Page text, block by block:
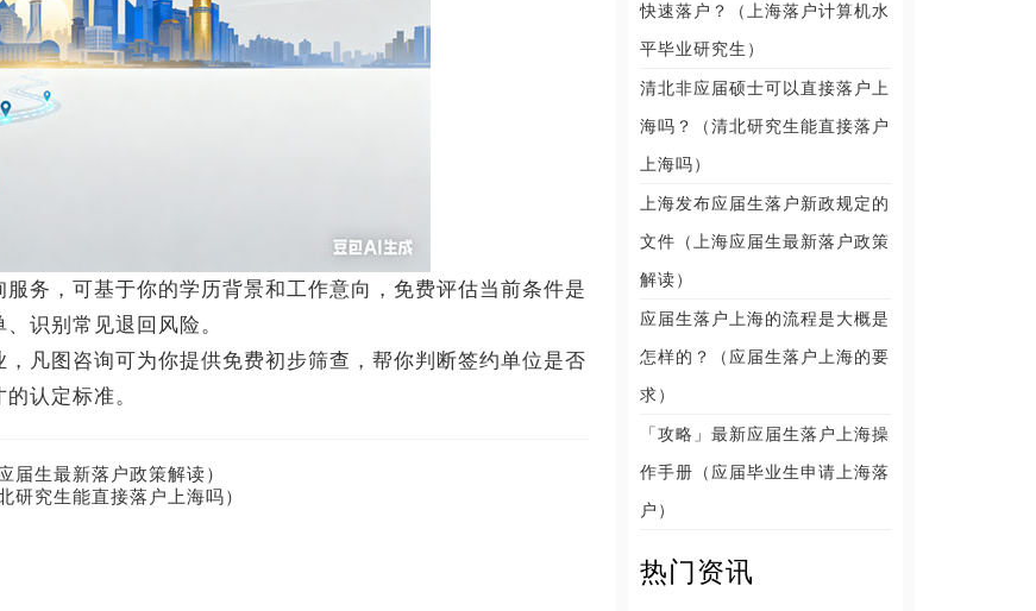
，可基于你的学历背景和工作意向，免费评估当前条件是
识别常见退回风险。
图咨询可为你提供免费初步筛查，帮你判断签约单位是否
认定标准。
届生最新落户政策解读）
研究生能直接落户上海吗）
快速落户？（上海落户计算机水
平毕业研究生）
清北非应届硕士可以直接落户上
海吗？（清北研究生能直接落户
上海吗）
上海发布应届生落户新政规定的
文件（上海应届生最新落户政策
解读）
应届生落户上海的流程是大概是
怎样的？（应届生落户上海的要
求）
「攻略」最新应届生落户上海操
作手册（应届毕业生申请上海落
户）
热门资讯